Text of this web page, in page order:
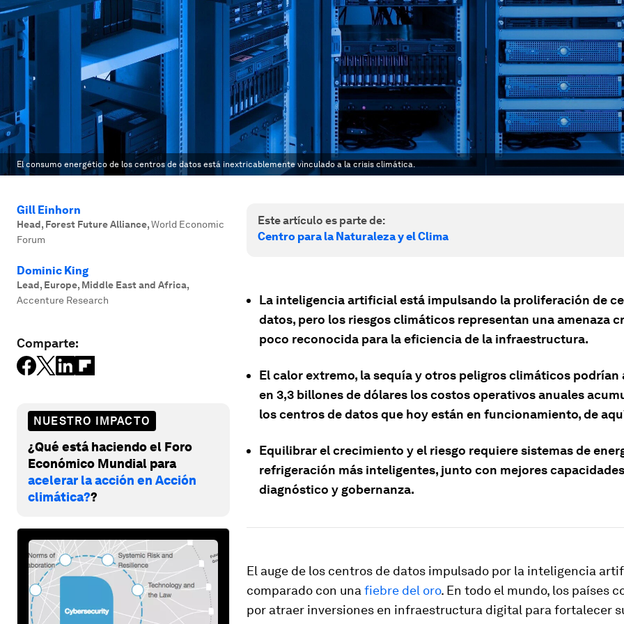
El consumo energético de los centros de datos está inextricablemente vinculado a la crisis climática.
Gill Einhorn
Head, Forest Future Alliance,World Economic
Forum
Dominic King
Lead, Europe, Middle East and Africa,
Accenture Research
Comparte:
NUESTRO IMPACTO
¿Qué está haciendo el Foro
Económico Mundial para
acelerar la acción en Acción
climática??
Este artículo es parte de:
Centro para la Naturaleza y el Clima
La inteligencia artificial está impulsando la proliferación de
datos, pero los riesgos climáticos representan una amenaza
poco reconocida para la eficiencia de la infraestructura.
El calor extremo, la sequía y otros peligros climáticos podrían
en 3,3 billones de dólares los costos operativos anuales
los centros de datos que hoy están en funcionamiento, de
Equilibrar el crecimiento y el riesgo requiere sistemas de
refrigeración más inteligentes, junto con mejores
diagnóstico y gobernanza.
El auge de los centros de datos impulsado por la inteligencia
comparado con una fiebre del oro. En todo el mundo, los países
por atraer inversiones en infraestructura digital para fortalecer